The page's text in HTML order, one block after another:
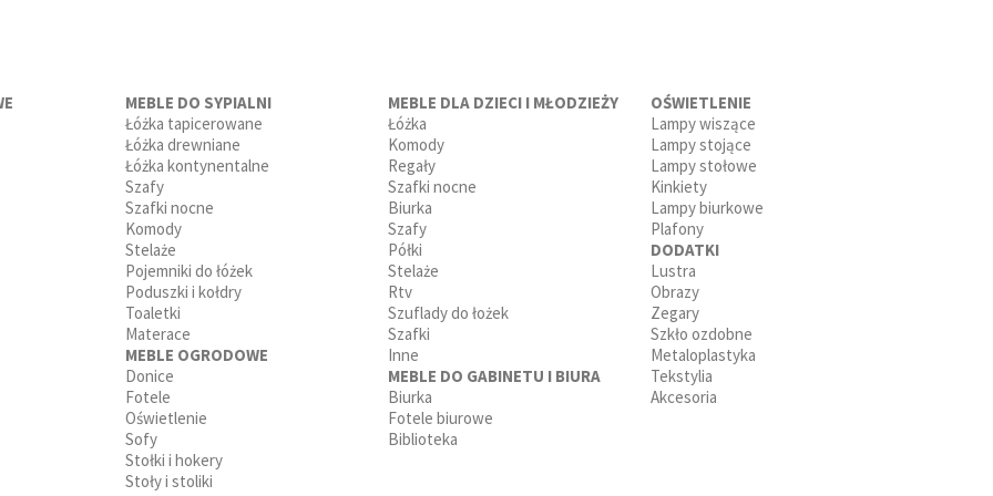
MEBLE DO SYPIALNI
Łóżka tapicerowane
Łóżka drewniane
Łóżka kontynentalne
Szafy
Szafki nocne
Komody
Stelaże
Pojemniki do łóżek
Poduszki i kołdry
Toaletki
Materace
MEBLE OGRODOWE
Donice
Fotele
Oświetlenie
Sofy
Stołki i hokery
Stoły i stoliki
MEBLE DLA DZIECI I MŁODZIEŻY
Łóżka
Komody
Regały
Szafki nocne
Biurka
Szafy
Półki
Stelaże
Rtv
Szuflady do łożek
Szafki
Inne
MEBLE DO GABINETU I BIURA
Biurka
Fotele biurowe
Biblioteka
OŚWIETLENIE
Lampy wiszące
Lampy stojące
Lampy stołowe
Kinkiety
Lampy biurkowe
Plafony
DODATKI
Lustra
Obrazy
Zegary
Szkło ozdobne
Metaloplastyka
Tekstylia
Akcesoria